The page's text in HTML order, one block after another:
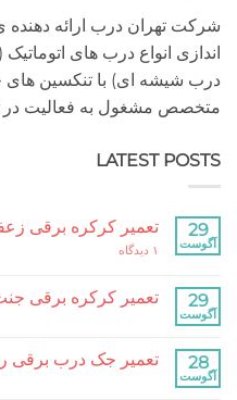
درب ارائه دهنده ی
انواع درب های اتوماتیک (کرکره
ای) با تنکسین های حرفه
مشغول به فعالیت در تمامی
LATEST
تعمیر کرکره برقی زعفرانیه
۱ دیدگاه
برای
برقی
زعفرانیه
تعمیر کرکره برقی جنت آباد
هیچ
برای
تعمیر
کرکره
برقی
ثبت
نشده
تعمیر جک درب برقی ریلی جنت
هیچ